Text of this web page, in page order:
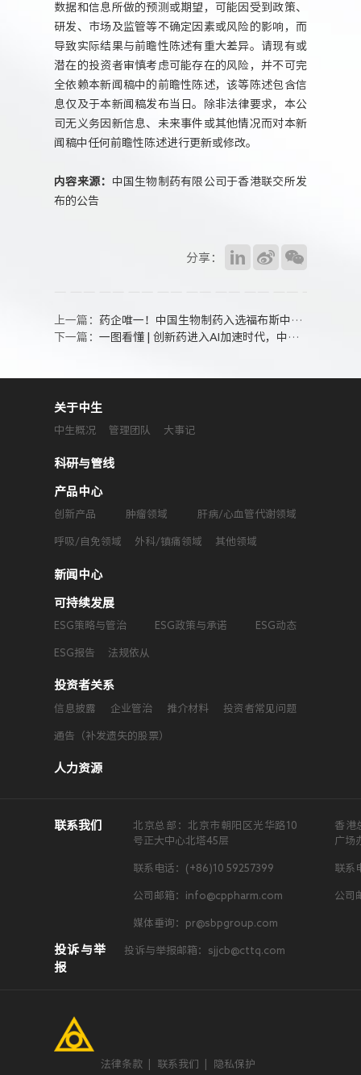
数据和信息所做的预测或期望，可能因受到政策、
研发、市场及监管等不确定因素或风险的影响，而
导致实际结果与前瞻性陈述有重大差异。请现有或
潜在的投资者审慎考虑可能存在的风险，并不可完
全依赖本新闻稿中的前瞻性陈述，该等陈述包含信
息仅及于本新闻稿发布当日。除非法律要求，本公
司无义务因新信息、未来事件或其他情况而对本新
闻稿中任何前瞻性陈述进行更新或修改。
内容来源：
中国生物制药有限公司于香港联交所发
布的公告
分享：
上一篇： 药企唯一！中国生物制药入选福布斯中国“可持续发展工业企业”
下一篇：一图看懂 | 创新药进入AI加速时代，中国生物制药如何打开“智造”大门？
关于中生
中生概况 管理团队 大事记
科研与管线
产品中心
创新产品 肿瘤领域 肝病/心血管代谢领域
呼吸/自免领域 外科/镇痛领域 其他领域
新闻中心
可持续发展
ESG策略与管治 ESG政策与承诺 ESG动态
ESG报告 法规依从
投资者关系
信息披露 企业管治 推介材料 投资者常见问题
通告（补发遗失的股票）
人力资源
联系我们
北京总部：北京市朝阳区光华路10
号正大中心北塔45层
联系电话：(+86)10 59257399
公司邮箱：info@cppharm.com
媒体垂询：pr@sbpgroup.com
香港
广场
联系
公司
投诉与举
报
投诉与举报邮箱：sjjcb@cttq.com
法律条款 联系我们 隐私保护